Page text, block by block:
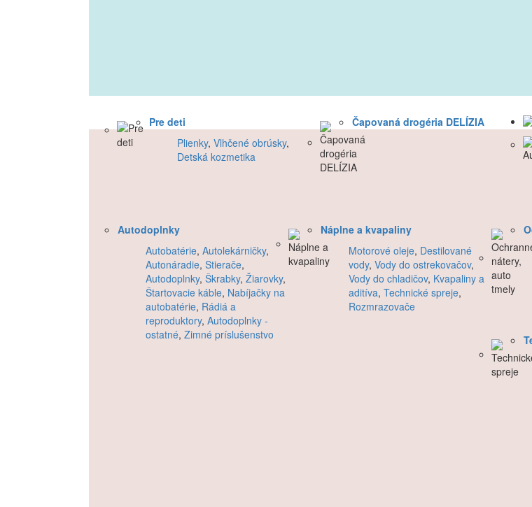
Pre deti
Plienky, Vlhčené obrúsky,
Detská kozmetika
Čapovaná drogéria DELÍZIA
Autodoplnky
Autobatérie, Autolekárničky,
Autonáradie, Stierače,
Autodoplnky, Škrabky, Žiarovky,
Štartovacie káble, Nabíjačky na
autobatérie, Rádiá a
reproduktory, Autodoplnky -
ostatné, Zimné príslušenstvo
Náplne a kvapaliny
Motorové oleje, Destilované
vody, Vody do ostrekovačov,
Vody do chladičov, Kvapaliny a
aditíva, Technické spreje,
Rozmrazovače